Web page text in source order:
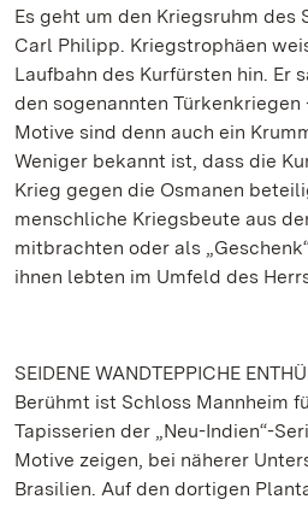
Es geht um den Kriegsruhm des
Carl Philipp. Kriegstrophäen
Laufbahn des Kurfürsten hin. Er
den sogenannten
Motive sind denn auch ein
Weniger bekannt ist, dass die
Krieg gegen die Osmanen
menschliche Kriegsbeute aus
mitbrachten oder als
ihnen lebten im Umfeld des
SEIDENE WANDTEPPICHE
Berühmt ist Schloss Mannheim
Tapisserien der „Neu-Indien“-
Motive zeigen, bei näherer
Brasilien. Auf den dortigen